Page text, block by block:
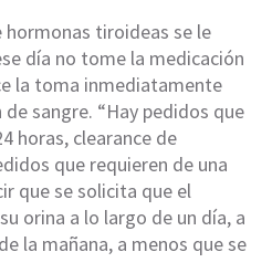
hormonas tiroideas se le
día no tome la medicación
la toma inmediatamente
sangre. “Hay pedidos que
horas, clearance de
que requieren de una
que se solicita que el
orina a lo largo de un día, a
la mañana, a menos que se